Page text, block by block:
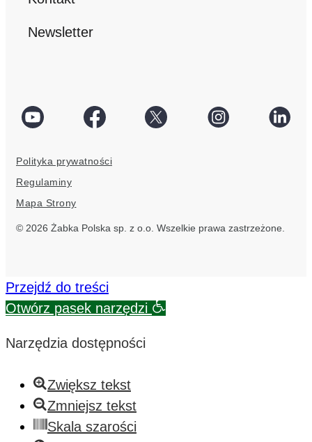
Newsletter
© 2026 Żabka Polska sp. z o.o. Wszelkie prawa zastrzeżone.
social
Facebook
link
Twitter
Instagram
Polityka prywatności
Regulaminy
Mapa Strony
Przejdź do treści
Otwórz pasek narzędzi
Narzędzia dostępności
Zwiększ tekst
Zmniejsz tekst
Skala szarości